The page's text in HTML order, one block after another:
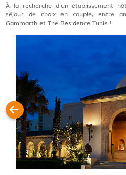
À la recherche d’un établissement
séjour de choix en couple, entre
Gammarth et The Residence Tunis !